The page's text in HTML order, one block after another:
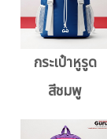
กระเป๋าหูรูด
สีชมพู